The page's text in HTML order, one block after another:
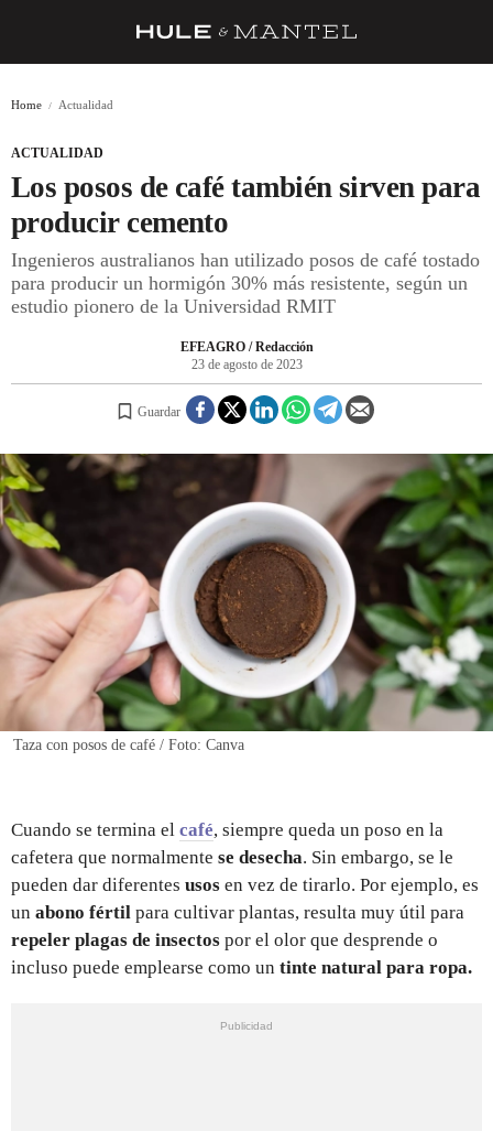
BARRAS Y ESTRELLAS
DÓNDE COMER
ÍDOLOS DE MESAS
TRADICIÓN
A CUCHILLO
REGISTRO
INICIAR SESIÓN
Home Actualidad
ACTUALIDAD
Los posos de café también sirven para
producir cemento
Ingenieros australianos han utilizado posos de café tostado
para producir un hormigón 30% más resistente, según un
estudio pionero de la Universidad RMIT
EFEAGRO / Redacción
23 de agosto de 2023
Guardar
Taza con posos de café / Foto: Canva
Cuando se termina el café, siempre queda un poso en la
cafetera que normalmente se desecha. Sin embargo, se le
pueden dar diferentes usos en vez de tirarlo. Por ejemplo, es
un abono fértil para cultivar plantas, resulta muy útil para
repeler plagas de insectos por el olor que desprende o
incluso puede emplearse como un tinte natural para ropa.